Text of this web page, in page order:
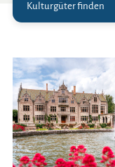
Kulturgüter finden